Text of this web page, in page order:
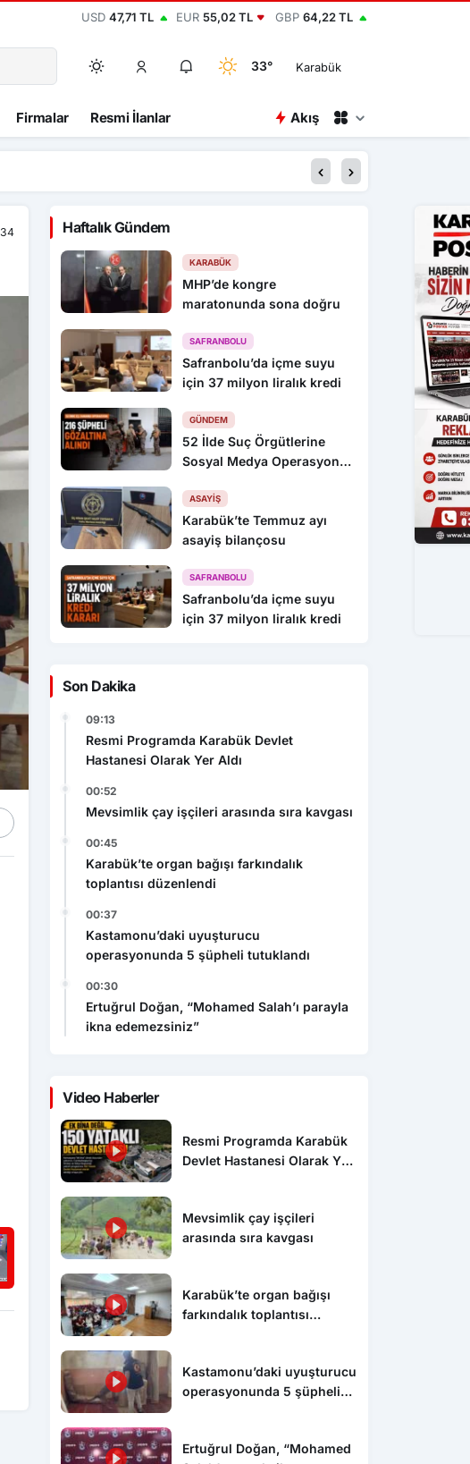
USD 47,71 TL EUR 55,02 TL GBP 64,22 TL
33° Karabük
Firmalar Resmi İlanlar Akış
00:30 Ertuğrul Doğan,
34 Haftalık Gündem
KARABÜK
MHP’de kongre
maratonunda sona doğru
SAFRANBOLU
Safranbolu’da içme suyu
için 37 milyon liralık kredi
GÜNDEM
52 İlde Suç Örgütlerine
Sosyal Medya Operasyonu:
ASAYIŞ
Karabük’te Temmuz ayı
asayiş bilançosu
SAFRANBOLU
Safranbolu’da içme suyu
için 37 milyon liralık kredi
Son Dakika
09:13
Resmi Programda Karabük Devlet
Hastanesi Olarak Yer Aldı
00:52
Mevsimlik çay işçileri arasında sıra kavgası
00:45
Karabük’te organ bağışı farkındalık
toplantısı düzenlendi
00:37
Kastamonu’daki uyuşturucu
operasyonunda 5 şüpheli tutuklandı
00:30
Ertuğrul Doğan, “Mohamed Salah’ı parayla
ikna edemezsiniz”
Video Haberler
Resmi Programda Karabük
Devlet Hastanesi Olarak Yer
Mevsimlik çay işçileri
arasında sıra kavgası
Karabük’te organ bağışı
farkındalık toplantısı
Kastamonu’daki uyuşturucu
operasyonunda 5 şüpheli
Ertuğrul Doğan, “Mohamed